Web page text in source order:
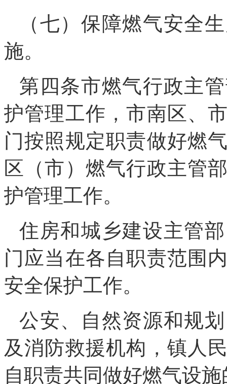
（七）保障燃气安全
施。
第四条市燃气行政主
护管理工作，市南区、
门按照规定职责做好燃
区（市）燃气行政主管
护管理工作。
住房和城乡建设主管
门应当在各自职责范围
安全保护工作。
公安、自然资源和规
及消防救援机构，镇人
自职责共同做好燃气设